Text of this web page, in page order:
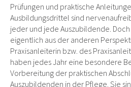
Prüfungen und praktische
Ausbildungsdrittel sind
jeder und jede Auszubildende.
eigentlich aus der anderen
Praxisanleiterin bzw. des
haben jedes Jahr eine besondere
Vorbereitung der praktischen
Auszubildenden in der Pflege. Sie